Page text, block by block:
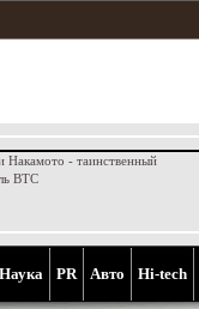
Накамото - таинственный
BTC
Наука PR Aвто Hi-tech